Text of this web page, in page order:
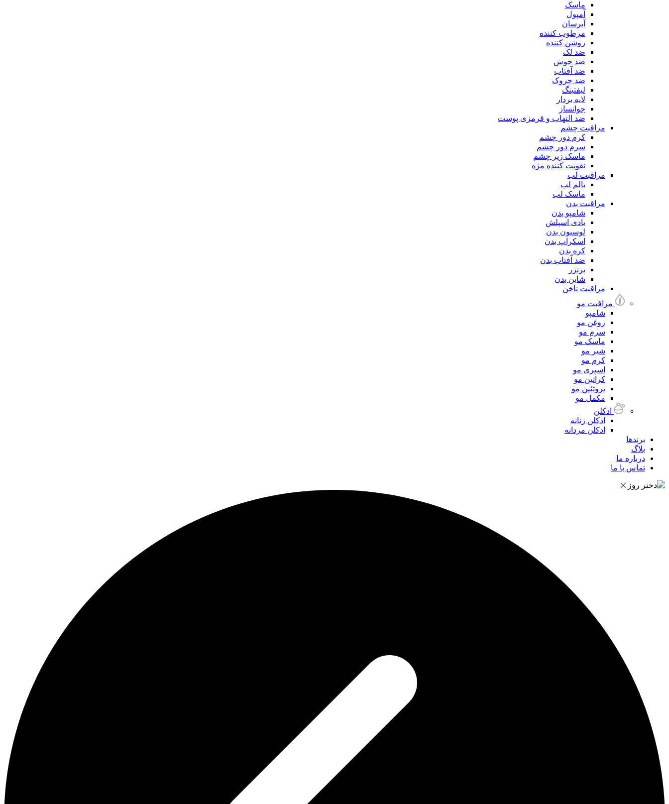
ماسک
آمپول
آبرسان
مرطوب کننده
روشن کننده
ضد لک
ضد جوش
ضد آفتاب
ضد چروک
لیفتینگ
لایه بردار
جوانساز
ضد التهاب و قرمزی پوست
مراقبت چشم
کرم دور چشم
سرم دور چشم
ماسک زیر چشم
تقویت کننده مژه
مراقبت لب
بالم لب
ماسک لب
مراقبت بدن
شامپو بدن
بادی اسپلش
لوسیون بدن
اسکراپ بدن
کره بدن
ضد آفتاب بدن
برنزر
شاین بدن
مراقبت ناخن
مراقبت مو
شامپو
روغن مو
سرم مو
ماسک مو
شیر مو
کرم مو
اسپری مو
کراتین مو
پروتئین مو
مکمل مو
ادکلن
ادکلن زنانه
ادکلن مردانه
برندها
بلاگ
درباره ما
تماس با ما